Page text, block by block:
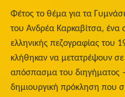
Φέτος το θέμα για τα
του Ανδρέα Καρκαβίτσα, ένα
ελληνικής πεζογραφίας του
κλήθηκαν να μετατρέψουν σε
απόσπασμα του διηγήματος
δημιουργική πρόκληση που